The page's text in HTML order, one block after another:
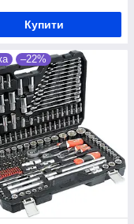
Купити
–22%